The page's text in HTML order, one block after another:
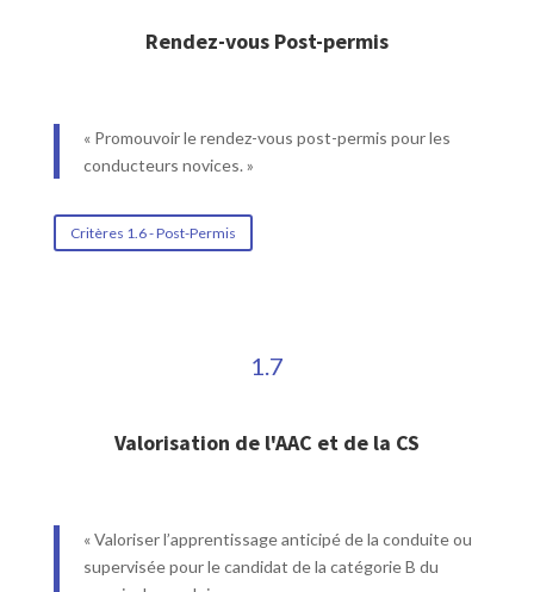
Rendez-vous Post-permis
« Promouvoir le rendez-vous post-permis pour les
conducteurs novices. »
Critères 1.6 - Post-Permis
1.7
Valorisation de l'AAC et de la CS
« Valoriser l’apprentissage anticipé de la conduite ou
supervisée pour le candidat de la catégorie B du